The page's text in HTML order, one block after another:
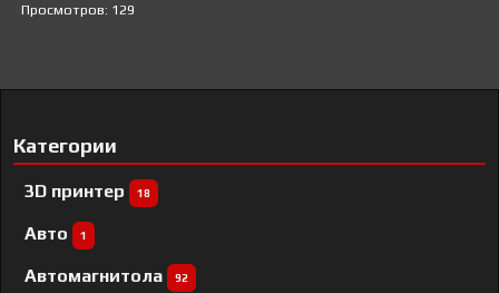
Просмотров: 129
Категории
3D принтер 18
Авто 1
Автомагнитола 92